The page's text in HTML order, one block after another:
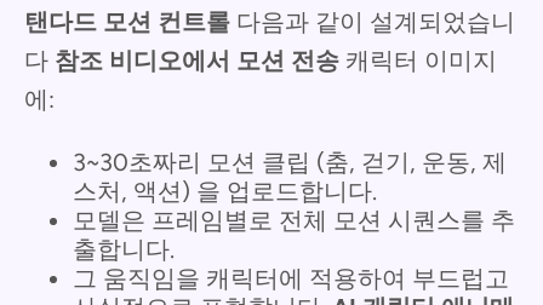
탠다드 모션 컨트롤 다음과 같이 설계되었습니
다 참조 비디오에서 모션 전송 캐릭터 이미지
에:
3~30초짜리 모션 클립 (춤, 걷기, 운동, 제
스처, 액션) 을 업로드합니다.
모델은 프레임별로 전체 모션 시퀀스를 추
출합니다.
그 움직임을 캐릭터에 적용하여 부드럽고